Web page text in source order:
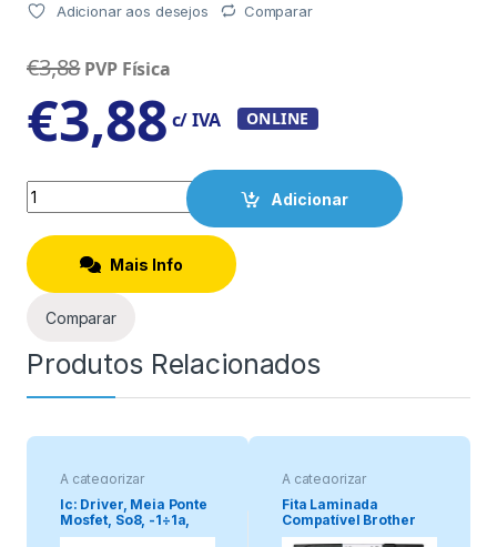
Adicionar aos desejos Comparar
€3,88 PVP Física
€3,88 c/ IVA ONLINE
Quantity
Adicionar
Mais Info
Comparar
Produtos Relacionados
A categorizar
Ic: Driver, Meia Ponte
Mosfet, So8, -1÷1a,
625mw,.
A categorizar
Fita Laminada
Compatível Brother
Tze-131 – 12mm X.